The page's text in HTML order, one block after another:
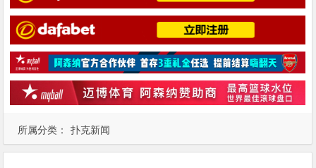
所属分类： 扑克新闻